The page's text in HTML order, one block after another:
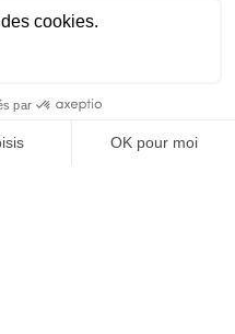
Prix SIMI 2023
Données personnelles